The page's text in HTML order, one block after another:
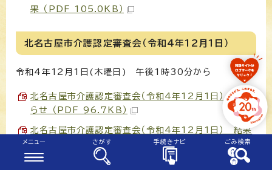
果 （PDF 105.0KB）
北名古屋市介護認定審査会（令和4年12月1日）
令和4年12月1日(木曜日) 午後1時30分から
北名古屋市介護認定審査会（令和4年12月1日） お知
らせ （PDF 96.7KB）
北名古屋市介護認定審査会（令和4年12月1日） 結果
（PDF 117.4KB）
メニュー さがす 手続きナビ ごみ検索